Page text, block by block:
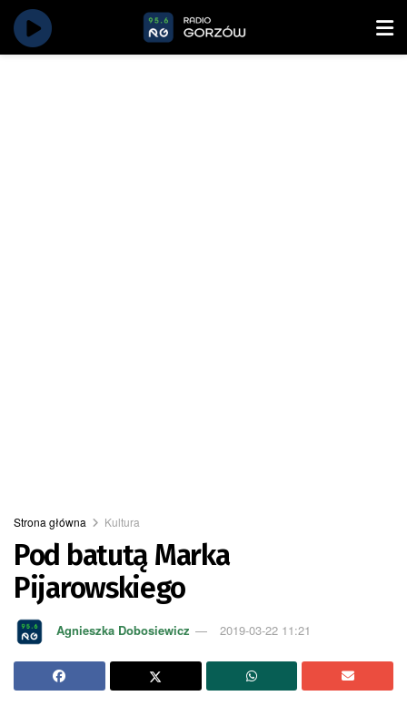
Strona główna Kultura
Pod batutą Marka
Pijarowskiego
Agnieszka Dobosiewicz 2019-03-22 11:21